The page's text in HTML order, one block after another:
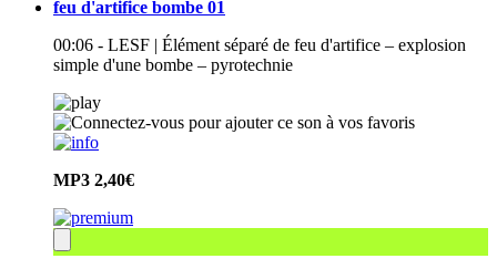
feu d'artifice bombe 01
00:06 - LESF | Élément séparé de feu d'artifice – explosion
simple d'une bombe – pyrotechnie
MP3 2,40€